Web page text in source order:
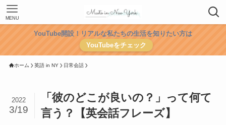
MENU
YouTube開設！リアルな私たちの生活を知りたい方は
YouTubeをチェック
ホーム 英語 in NY 日常会話
「彼のどこが良いの？」って何て
言う？【英会話フレーズ】
2022
3/19